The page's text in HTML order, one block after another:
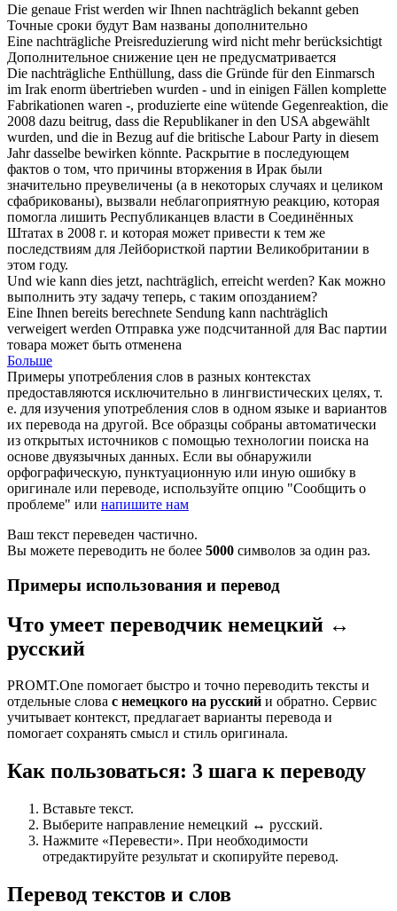
Die genaue Frist werden wir Ihnen nachträglich bekannt geben
Точные сроки будут Вам названы дополнительно
Eine nachträgliche Preisreduzierung wird nicht mehr berücksichtigt
Дополнительное снижение цен не предусматривается
Die nachträgliche Enthüllung, dass die Gründe für den Einmarsch
im Irak enorm übertrieben wurden - und in einigen Fällen komplette
Fabrikationen waren -, produzierte eine wütende Gegenreaktion, die
2008 dazu beitrug, dass die Republikaner in den USA abgewählt
wurden, und die in Bezug auf die britische Labour Party in diesem
Jahr dasselbe bewirken könnte. Раскрытие в последующем
фактов о том, что причины вторжения в Ирак были
значительно преувеличены (а в некоторых случаях и целиком
сфабрикованы), вызвали неблагоприятную реакцию, которая
помогла лишить Республиканцев власти в Соединённых
Штатах в 2008 г. и которая может привести к тем же
последствиям для Лейбористкой партии Великобритании в
этом году.
Und wie kann dies jetzt, nachträglich, erreicht werden? Как можно
выполнить эту задачу теперь, с таким опозданием?
Eine Ihnen bereits berechnete Sendung kann nachträglich
verweigert werden Отправка уже подсчитанной для Вас партии
товара может быть отменена
Больше
Примеры употребления слов в разных контекстах
предоставляются исключительно в лингвистических целях, т.
е. для изучения употребления слов в одном языке и вариантов
их перевода на другой. Все образцы собраны автоматически
из открытых источников с помощью технологии поиска на
основе двуязычных данных. Если вы обнаружили
орфографическую, пунктуационную или иную ошибку в
оригинале или переводе, используйте опцию "Сообщить о
проблеме" или напишите нам
Ваш текст переведен частично.
Вы можете переводить не более 5000 символов за один раз.
Примеры использования и перевод
Что умеет переводчик немецкий ↔
русский
PROMT.One помогает быстро и точно переводить тексты и
отдельные слова с немецкого на русский и обратно. Сервис
учитывает контекст, предлагает варианты перевода и
помогает сохранять смысл и стиль оригинала.
Как пользоваться: 3 шага к переводу
Вставьте текст.
Выберите направление немецкий ↔ русский.
Нажмите «Перевести». При необходимости
отредактируйте результат и скопируйте перевод.
Перевод текстов и слов